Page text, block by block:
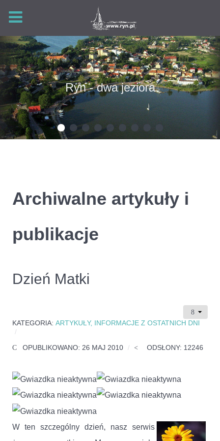
Ryn - dwa jeziora
Archiwalne artykuły i
publikacje
Dzień Matki
KATEGORIA: ARTYKUŁY, INFORMACJE Z OSTATNICH DNI
OPUBLIKOWANO: 26 MAJ 2010 ODSŁONY: 12246
W ten szczególny dzień, nasz serwis